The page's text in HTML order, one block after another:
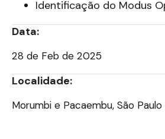
Identificação do Modus
Data:
28 de Feb de 2025
Localidade:
Morumbi e Pacaembu, São Paulo